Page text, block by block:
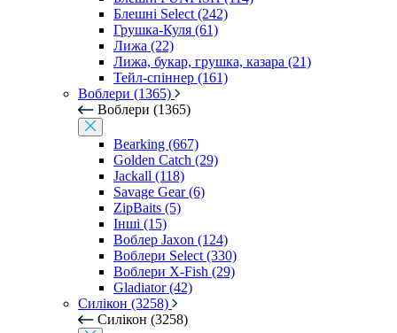
Блешні Select (242)
Грушка-Куля (61)
Лижа (22)
Лижа, букар, грушка, казара (21)
Тейл-спіннер (161)
Воблери (1365)
Воблери (1365)
Bearking (667)
Golden Catch (29)
Jackall (118)
Savage Gear (6)
ZipBaits (5)
Інші (15)
Воблер Jaxon (124)
Воблери Select (330)
Воблери X-Fish (29)
Gladiator (42)
Силікон (3258)
Силікон (3258)